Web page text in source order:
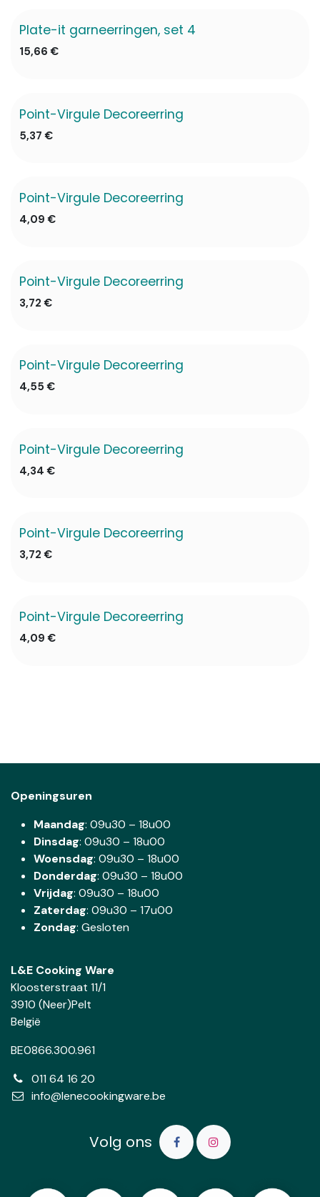
✖ Niet op voorraad
Plate-it garneerringen, set 4
15,66 €
Point-Virgule Decoreerring
5,37 €
Point-Virgule Decoreerring
4,09 €
Point-Virgule Decoreerring
3,72 €
Point-Virgule Decoreerring
4,55 €
Point-Virgule Decoreerring
4,34 €
Point-Virgule Decoreerring
3,72 €
✖ Niet op voorraad
Point-Virgule Decoreerring
4,09 €
Openingsuren
Maandag: 09u30 – 18u00
Dinsdag: 09u30 – 18u00
Woensdag: 09u30 – 18u00
Donderdag: 09u30 – 18u00
Vrijdag: 09u30 – 18u00
Zaterdag: 09u30 – 17u00
Zondag: Gesloten
L&E Cooking Ware
Kloosterstraat 11/1
3910 (Neer)Pelt
België
BE0866.300.961
011 64 16 20
info@lenecookingware.be
Volg ons